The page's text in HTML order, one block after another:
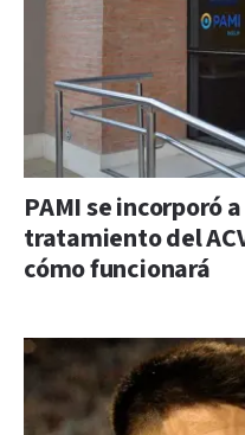
PAMI se incorporó
tratamiento del
cómo funcionará